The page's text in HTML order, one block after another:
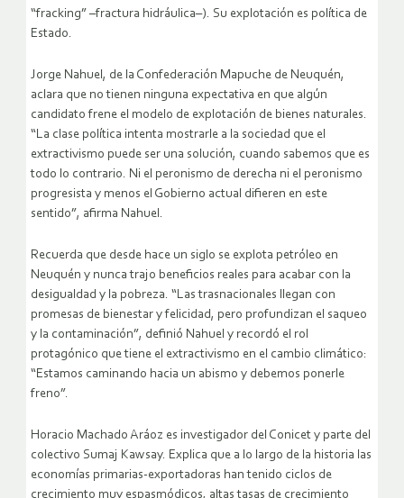
“fracking” –fractura hidráulica–). Su explotación es política de
Estado.
Jorge Nahuel, de la Confederación Mapuche de Neuquén,
aclara que no tienen ninguna expectativa en que algún
candidato frene el modelo de explotación de bienes naturales.
“La clase política intenta mostrarle a la sociedad que el
extractivismo puede ser una solución, cuando sabemos que es
todo lo contrario. Ni el peronismo de derecha ni el peronismo
progresista y menos el Gobierno actual difieren en este
sentido”, afirma Nahuel.
Recuerda que desde hace un siglo se explota petróleo en
Neuquén y nunca trajo beneficios reales para acabar con la
desigualdad y la pobreza. “Las trasnacionales llegan con
promesas de bienestar y felicidad, pero profundizan el saqueo
y la contaminación”, definió Nahuel y recordó el rol
protagónico que tiene el extractivismo en el cambio climático:
“Estamos caminando hacia un abismo y debemos ponerle
freno”.
Horacio Machado Aráoz es investigador del Conicet y parte del
colectivo Sumaj Kawsay. Explica que a lo largo de la historia las
economías primarias-exportadoras han tenido ciclos de
crecimiento muy espasmódicos, altas tasas de crecimiento